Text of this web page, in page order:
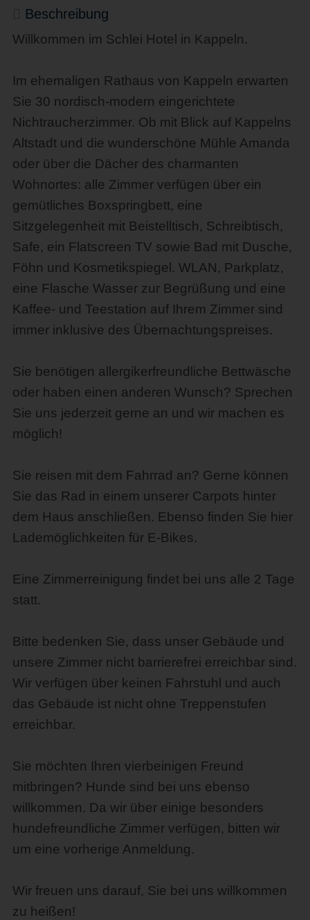
Beschreibung
Willkommen im Schlei Hotel in Kappeln.
Im ehemaligen Rathaus von Kappeln erwarten
Sie 30 nordisch-modern eingerichtete
Nichtraucherzimmer. Ob mit Blick auf Kappelns
Altstadt und die wunderschöne Mühle Amanda
oder über die Dächer des charmanten
Wohnortes: alle Zimmer verfügen über ein
gemütliches Boxspringbett, eine
Sitzgelegenheit mit Beistelltisch, Schreibtisch,
Safe, ein Flatscreen TV sowie Bad mit Dusche,
Föhn und Kosmetikspiegel. WLAN, Parkplatz,
eine Flasche Wasser zur Begrüßung und eine
Kaffee- und Teestation auf Ihrem Zimmer sind
immer inklusive des Übernachtungspreises.
Sie benötigen allergikerfreundliche Bettwäsche
oder haben einen anderen Wunsch? Sprechen
Sie uns jederzeit gerne an und wir machen es
möglich!
Sie reisen mit dem Fahrrad an? Gerne können
Sie das Rad in einem unserer Carpots hinter
dem Haus anschließen. Ebenso finden Sie hier
Lademöglichkeiten für E-Bikes.
Eine Zimmerreinigung findet bei uns alle 2 Tage
statt.
Bitte bedenken Sie, dass unser Gebäude und
unsere Zimmer nicht barrierefrei erreichbar sind.
Wir verfügen über keinen Fahrstuhl und auch
das Gebäude ist nicht ohne Treppenstufen
erreichbar.
Sie möchten Ihren vierbeinigen Freund
mitbringen? Hunde sind bei uns ebenso
willkommen. Da wir über einige besonders
hundefreundliche Zimmer verfügen, bitten wir
um eine vorherige Anmeldung.
Wir freuen uns darauf, Sie bei uns willkommen
zu heißen!